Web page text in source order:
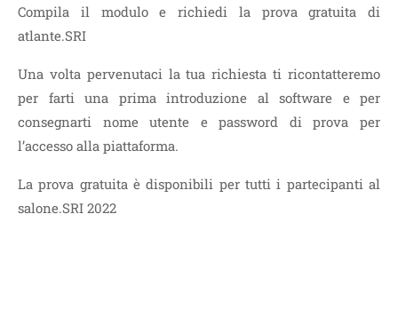
Compila il modulo e richiedi la prova gratuita di
atlante.SRI
Una volta pervenutaci la tua richiesta ti ricontatteremo
per farti una prima introduzione al software e per
consegnarti nome utente e password di prova per
l’accesso alla piattaforma.
La prova gratuita è disponibili per tutti i partecipanti al
salone.SRI 2022